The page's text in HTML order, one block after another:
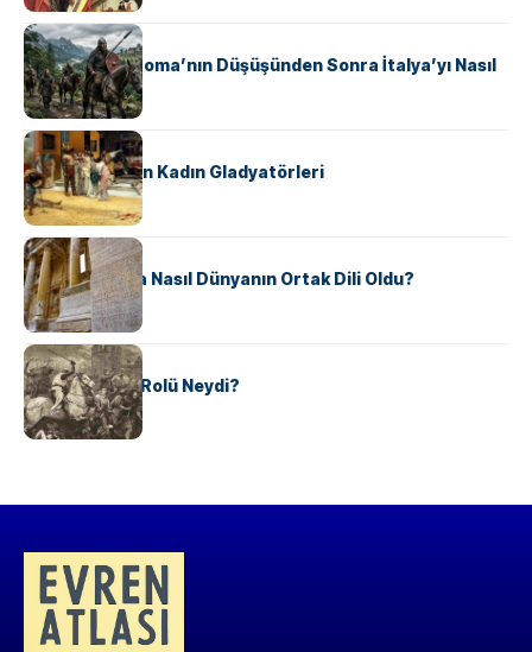
KÜLTÜR
Ostrogotlar Roma’nın Düşüşünden Sonra İtalya’yı Nasıl
Ele Geçirdi?
KÜLTÜR
Antik Roma’nın Kadın Gladyatörleri
KÜLTÜR
Antik Yunanca Nasıl Dünyanın Ortak Dili Oldu?
KÜLTÜR
Valdensler’in Rolü Neydi?